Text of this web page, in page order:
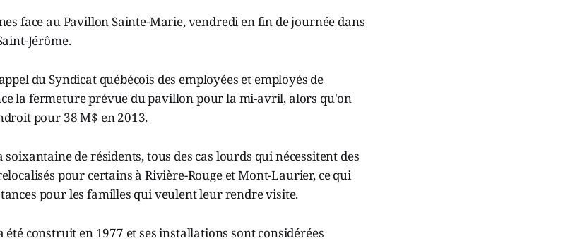
face au Pavillon Sainte-Marie, vendredi en fin de journée dans
Jérôme.
du Syndicat québécois des employées et employés de
la fermeture prévue du pavillon pour la mi-avril, alors qu'on
pour 38 M$ en 2013.
de résidents, tous des cas lourds qui nécessitent des
pour certains à Rivière-Rouge et Mont-Laurier, ce qui
pour les familles qui veulent leur rendre visite.
construit en 1977 et ses installations sont considérées